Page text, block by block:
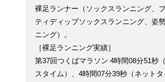
裸足ランナー（ソックスランニング、
ティディップソックスランニング、姿
ニング）。
［裸足ランニング実績］
第37回つくばマラソン 4時間08分51秒
スタイム）、4時間07分39秒（ネットタ